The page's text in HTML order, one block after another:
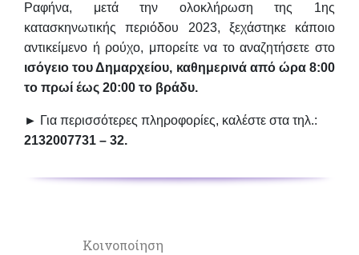
Ραφήνα, μετά την ολοκλήρωση της 1ης
κατασκηνωτικής περιόδου 2023, ξεχάστηκε κάποιο
αντικείμενο ή ρούχο, μπορείτε να το αναζητήσετε στο
ισόγειο του Δημαρχείου, καθημερινά από ώρα 8:00
το πρωί έως 20:00 το βράδυ.
► Για περισσότερες πληροφορίες, καλέστε στα τηλ.:
2132007731 – 32.
Κοινοποίηση